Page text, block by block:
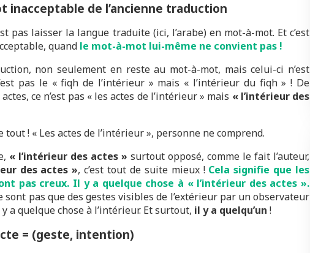
inacceptable de l’ancienne traduction
pas laisser la langue traduite (ici, l’arabe) en mot-à-mot. Et c’est
quand le mot-à-mot lui-même ne convient pas !
non seulement en reste au mot-à-mot, mais celui-ci n’est
pas le « fiqh de l’intérieur » mais « l’intérieur du fiqh » ! De
ce n’est pas « les actes de l’intérieur » mais « l’intérieur des
tout ! « Les actes de l’intérieur », personne ne comprend.
« l’intérieur des actes » surtout opposé, comme le fait l’auteur,
des actes », c’est tout de suite mieux ! Cela signifie que les
pas creux. Il y a quelque chose à « l’intérieur des actes ».
sont pas que des gestes visibles de l’extérieur par un observateur
a quelque chose à l’intérieur. Et surtout, il y a quelqu’un !
= (geste, intention)